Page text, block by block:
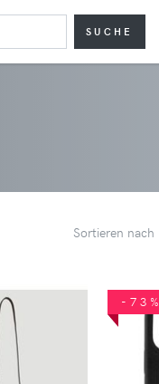
SUCHE
Sortieren nach
-73%